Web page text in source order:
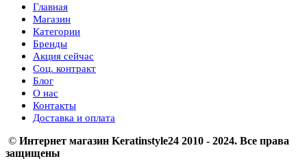
Главная
Магазин
Категории
Бренды
Акция сейчас
Соц. контракт
Блог
О нас
Контакты
Доставка и оплата
© Интернет магазин Keratinstyle24 2010 - 2024. Все права
защищены